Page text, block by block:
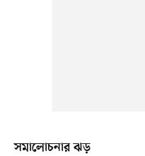
সমালোচনার ঝড়